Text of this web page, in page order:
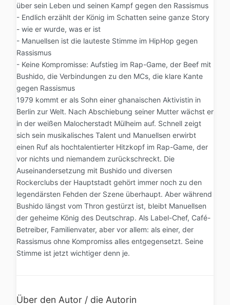
über sein Leben und seinen Kampf gegen den Rassismus
- Endlich erzählt der König im Schatten seine ganze Story
- wie er wurde, was er ist
- Manuellsen ist die lauteste Stimme im HipHop gegen
Rassismus
- Keine Kompromisse: Aufstieg im Rap-Game, der Beef mit
Bushido, die Verbindungen zu den MCs, die klare Kante
gegen Rassismus
1979 kommt er als Sohn einer ghanaischen Aktivistin in
Berlin zur Welt. Nach Abschiebung seiner Mutter wächst er
in der weißen Malocherstadt Mülheim auf. Schnell zeigt
sich sein musikalisches Talent und Manuellsen erwirbt
einen Ruf als hochtalentierter Hitzkopf im Rap-Game, der
vor nichts und niemandem zurückschreckt. Die
Auseinandersetzung mit Bushido und diversen
Rockerclubs der Hauptstadt gehört immer noch zu den
legendärsten Fehden der Szene überhaupt. Aber während
Bushido längst vom Thron gestürzt ist, bleibt Manuellsen
der geheime König des Deutschrap. Als Label-Chef, Café-
Betreiber, Familienvater, aber vor allem: als einer, der
Rassismus ohne Kompromiss alles entgegensetzt. Seine
Stimme ist jetzt wichtiger denn je.
Über den Autor / die Autorin